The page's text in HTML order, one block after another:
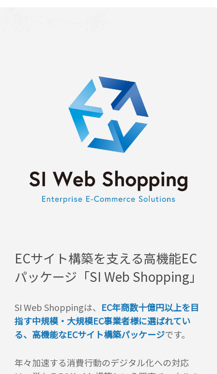
ECサイト構築を支える高機能EC
パッケージ 「SI Web Shopping」
SI Web Shoppingは、 EC年商数十億円以上を目
指す中規模・大規模EC事業者様に選ばれてい
る、高機能なECサイト構築パッケージです。
年々加速する消費行動のデジタル化への対応